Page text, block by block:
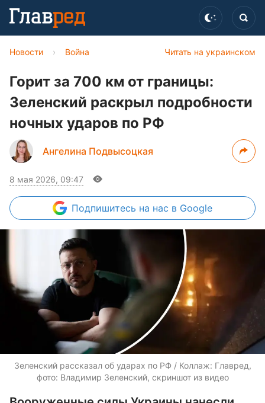
Читать на украинском
Новости › Война
Горит за 700 км от границы:
Зеленский раскрыл подробности
ночных ударов по РФ
Ангелина Подвысоцкая
8 мая 2026, 09:47
Подпишитесь на нас в Google
Зеленский рассказал об ударах по РФ / Коллаж: Главред,
фото: Владимир Зеленский, скриншот из видео